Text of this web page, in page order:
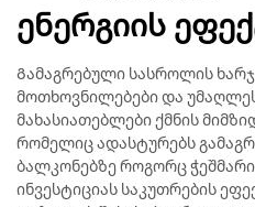
ენერგიის
Გამაგრებული სასროლის
მოთხოვნილებები და
მახასიათებლები ქმნის
რომელიც ადასტურებს
ბალკონებზე როგორც
ინვესტიციას საკუთრების